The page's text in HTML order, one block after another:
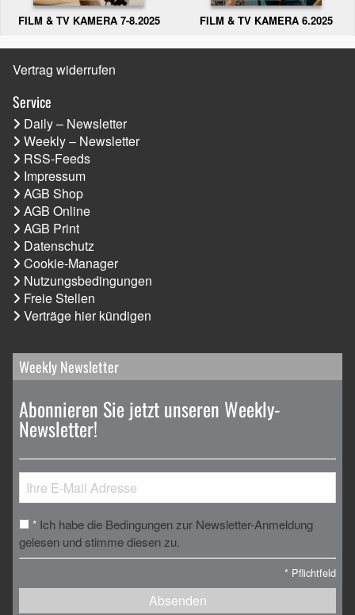
FILM & TV KAMERA 7-8.2025 FILM & TV KAMERA 6.2025
Vertrag widerrufen
Service
Daily – Newsletter
Weekly – Newsletter
RSS-Feeds
Impressum
AGB Shop
AGB Online
AGB Print
Datenschutz
Cookie-Manager
Nutzungsbedingungen
Freie Stellen
Verträge hier kündigen
Weekly Newsletter
Abonnieren Sie jetzt unseren Weekly-
Newsletter!
* Ich habe die Bedingungen zur Newsletter-Anmeldung
gelesen und stimme diesen zu.
* Pflichtfeld
Absenden